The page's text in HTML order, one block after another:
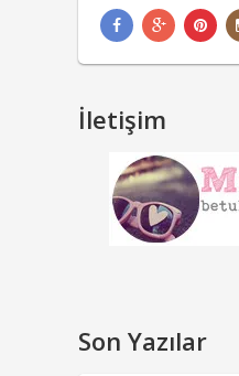
İletişim
Son Yazılar